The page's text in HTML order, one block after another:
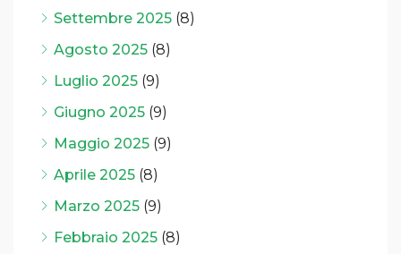
Settembre 2025 (8)
Agosto 2025 (8)
Luglio 2025 (9)
Giugno 2025 (9)
Maggio 2025 (9)
Aprile 2025 (8)
Marzo 2025 (9)
Febbraio 2025 (8)